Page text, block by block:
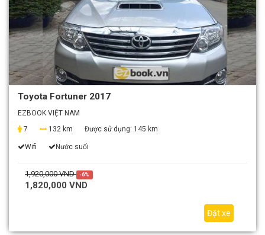
Toyota Fortuner 2017
EZBOOK VIỆT NAM
7
132 km Được sử dụng: 145 km
Wifi Nước suối
1,920,000 VND -6%
1,820,000 VND
Đặt xe